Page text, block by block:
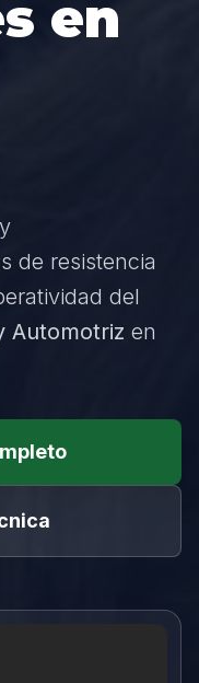
en
de resistencia
del
Automotriz en